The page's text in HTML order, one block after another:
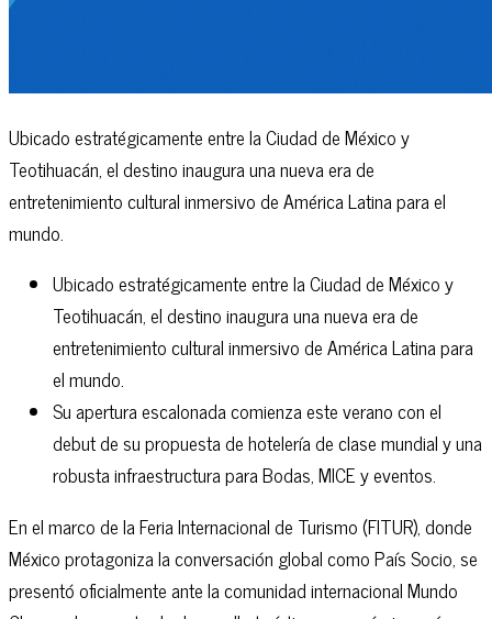
Ubicado estratégicamente entre la Ciudad de México y
Teotihuacán, el destino inaugura una nueva era de
entretenimiento cultural inmersivo de América Latina para el
mundo.
Ubicado estratégicamente entre la Ciudad de México y
Teotihuacán, el destino inaugura una nueva era de
entretenimiento cultural inmersivo de América Latina para
el mundo.
Su apertura escalonada comienza este verano con el
debut de su propuesta de hotelería de clase mundial y una
robusta infraestructura para Bodas, MICE y eventos.
En el marco de la Feria Internacional de Turismo (FITUR), donde
México protagoniza la conversación global como País Socio, se
presentó oficialmente ante la comunidad internacional Mundo